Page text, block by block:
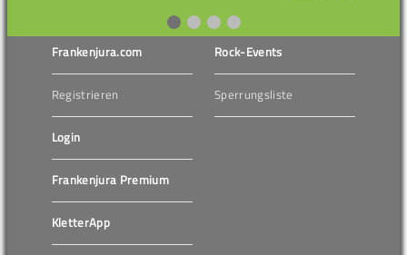
Frankenjura.com
Registrieren
Login
Frankenjura Premium
KletterApp
Rock-Events
Sperrungsliste